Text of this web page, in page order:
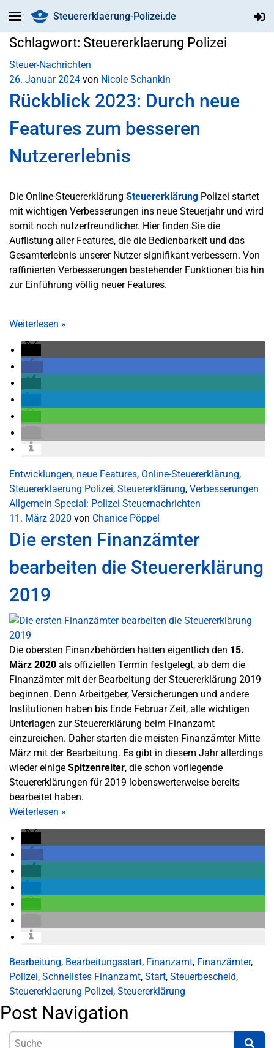
Steuererklaerung-Polizei.de
Schlagwort: Steuererklaerung Polizei
Steuer-Nachrichten
26. Januar 2024 von Nicole Schankin
Rückblick 2023: Durch neue
Features zum besseren
Nutzererlebnis
Die Online-Steuererklärung Steuererklärung Polizei startet
mit wichtigen Verbesserungen ins neue Steuerjahr und wird
somit noch nutzerfreundlicher. Hier finden Sie die
Auflistung aller Features, die die Bedienbarkeit und das
Gesamterlebnis unserer Nutzer signifikant verbessern. Von
raffinierten Verbesserungen bestehender Funktionen bis hin
zur Einführung völlig neuer Features.
Weiterlesen »
Entwicklungen, neue Features, Online-Steuererklärung,
Steuererklaerung Polizei, Steuererklärung, Verbesserungen
Allgemein Special: Polizei Steuernachrichten
11. März 2020 von Chanice Pöppel
Die ersten Finanzämter
bearbeiten die Steuererklärung
2019
Die obersten Finanzbehörden hatten eigentlich den 15.
März 2020 als offiziellen Termin festgelegt, ab dem die
Finanzämter mit der Bearbeitung der Steuererklärung 2019
beginnen. Denn Arbeitgeber, Versicherungen und andere
Institutionen haben bis Ende Februar Zeit, alle wichtigen
Unterlagen zur Steuererklärung beim Finanzamt
einzureichen. Daher starten die meisten Finanzämter Mitte
März mit der Bearbeitung. Es gibt in diesem Jahr allerdings
wieder einige Spitzenreiter, die schon vorliegende
Steuererklärungen für 2019 lobenswerterweise bereits
bearbeitet haben.
Weiterlesen »
Bearbeitung, Bearbeitungsstart, Finanzamt, Finanzämter,
Polizei, Schnellstes Finanzamt, Start, Steuerbescheid,
Steuererklaerung Polizei, Steuererklärung
Post Navigation